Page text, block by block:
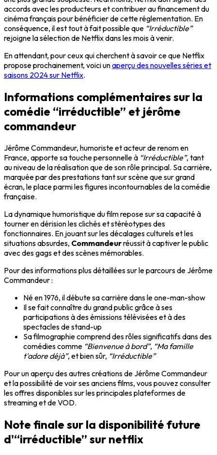
accords avec les producteurs et contribuer au financement du
cinéma français pour bénéficier de cette réglementation. En
conséquence, il est tout à fait possible que “Irréductible”
rejoigne la sélection de Netflix dans les mois à venir.
En attendant, pour ceux qui cherchent à savoir ce que Netflix
propose prochainement, voici unaperçu des nouvelles séries et
saisons 2024 sur Netflix.
Informations complémentaires sur la
comédie “irréductible” et jérôme
commandeur
Jérôme Commandeur, humoriste et acteur de renom en
France, apporte sa touche personnelle à “Irréductible”, tant
au niveau de la réalisation que de son rôle principal. Sa carrière,
marquée par des prestations tant sur scène que sur grand
écran, le place parmi les figures incontournables de la comédie
française.
La dynamique humoristique du film repose sur sa capacité à
tourner en dérision les clichés et stéréotypes des
fonctionnaires. En jouant sur les décalages culturels et les
situations absurdes, Commandeurréussit à captiver le public
avec des gags et des scènes mémorables.
Pour des informations plus détaillées sur le parcours de Jérôme
Commandeur :
Né en 1976, il débute sa carrière dans le one-man-show
Il se fait connaître du grand public grâce à ses
participations à des émissions télévisées et à des
spectacles de stand-up
Sa filmographie comprend des rôles significatifs dans des
comédies comme “Bienvenue à bord”, “Ma famille
t'adore déjà”, et bien sûr, “Irréductible”
Pour un aperçu des autres créations de Jérôme Commandeur
et la possibilité de voir ses anciens films, vous pouvez consulter
les offres disponibles sur les principales plateformes de
streaming et de VOD.
Note finale sur la disponibilité future
d'“irréductible” sur netflix